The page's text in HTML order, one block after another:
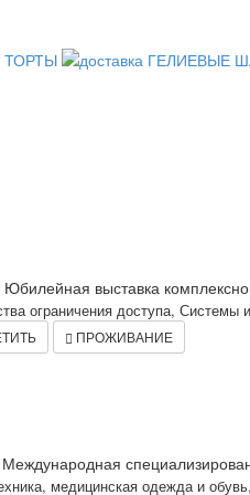
выставка
ограничения доступа,
ПРОЖИВАНИЕ
медицинская одежда и